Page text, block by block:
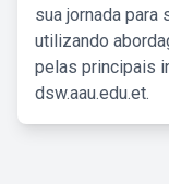
sua jornada para
utilizando
pelas principais
dsw.aau.edu.et.